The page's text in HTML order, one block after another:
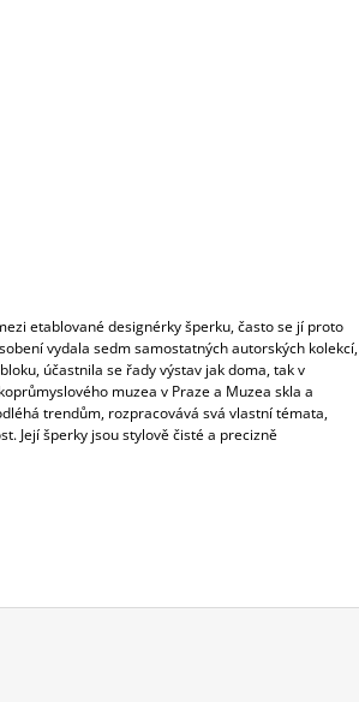
etablované designérky šperku, často se jí proto
vydala sedm samostatných autorských kolekcí,
účastnila se řady výstav jak doma, tak v
muzea v Praze a Muzea skla a
trendům, rozpracovává svá vlastní témata,
Její šperky jsou stylově čisté a precizně